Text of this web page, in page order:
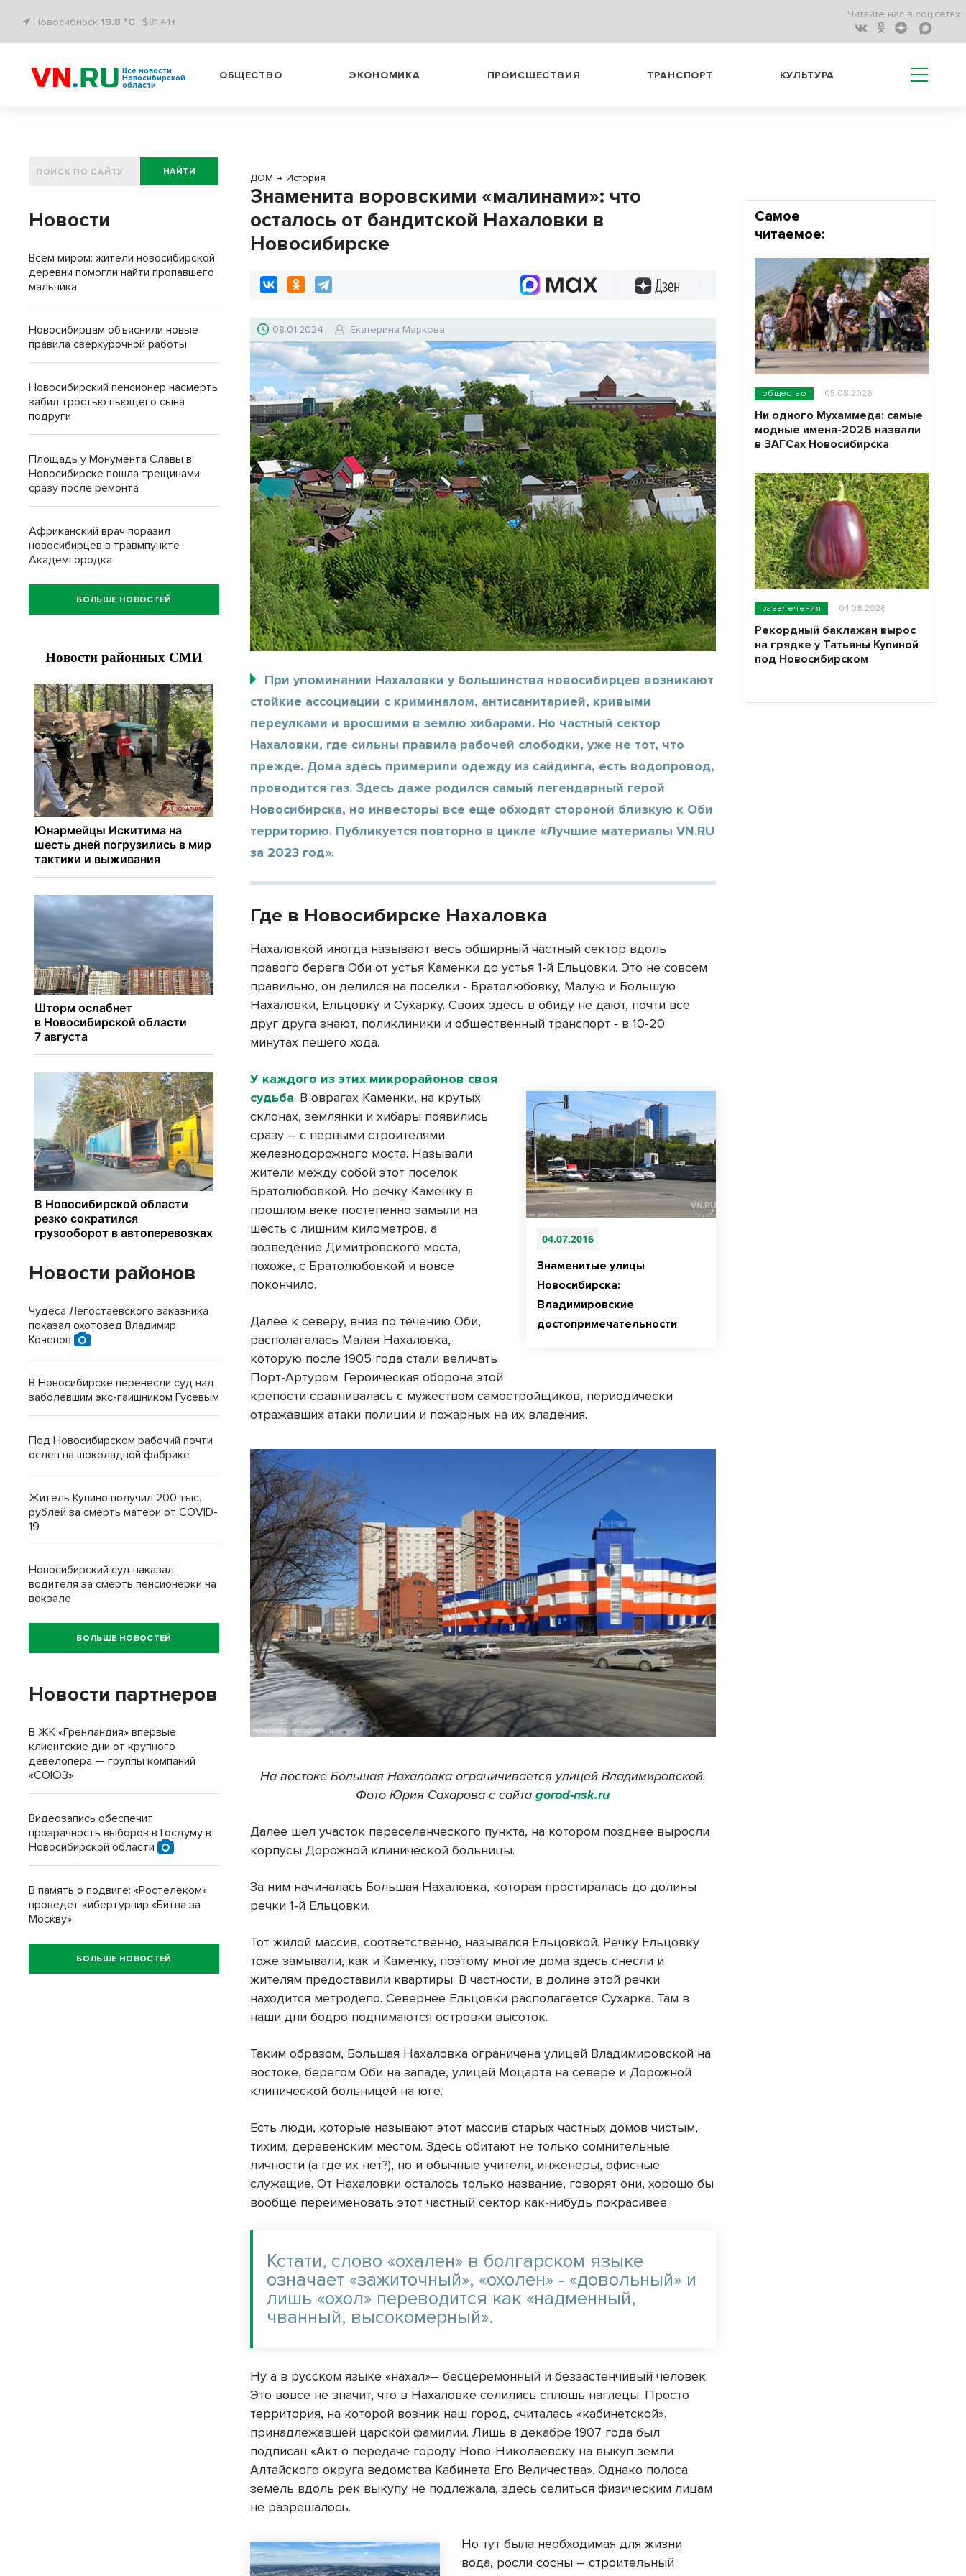
Новосибирск 19.8 °C $81.41↑
Читайте нас в соц.сетях:
Все новости
Новосибирской
области
ОБЩЕСТВО ЭКОНОМИКА ПРОИСШЕСТВИЯ ТРАНСПОРТ КУЛЬТУРА
ДОМ → История
Знаменита воровскими «малинами»: что
осталось от бандитской Нахаловки в
Новосибирске
08.01.2024 Екатерина Маркова
При упоминании Нахаловки у большинства новосибирцев возникают
стойкие ассоциации с криминалом, антисанитарией, кривыми
переулками и вросшими в землю хибарами. Но частный сектор
Нахаловки, где сильны правила рабочей слободки, уже не тот, что
прежде. Дома здесь примерили одежду из сайдинга, есть водопровод,
проводится газ. Здесь даже родился самый легендарный герой
Новосибирска, но инвесторы все еще обходят стороной близкую к Оби
территорию. Публикуется повторно в цикле «Лучшие материалы VN.RU
за 2023 год».
Где в Новосибирске Нахаловка
Нахаловкой иногда называют весь обширный частный сектор вдоль
правого берега Оби от устья Каменки до устья 1-й Ельцовки. Это не совсем
правильно, он делился на поселки - Братолюбовку, Малую и Большую
Нахаловки, Ельцовку и Сухарку. Своих здесь в обиду не дают, почти все
друг друга знают, поликлиники и общественный транспорт - в 10-20
минутах пешего хода.
04.07.2016
Знаменитые улицы
Новосибирска:
Владимировские
достопримечательности
У каждого из этих микрорайонов своя
судьба. В оврагах Каменки, на крутых
склонах, землянки и хибары появились
сразу – с первыми строителями
железнодорожного моста. Называли
жители между собой этот поселок
Братолюбовкой. Но речку Каменку в
прошлом веке постепенно замыли на
шесть с лишним километров, а
возведение Димитровского моста,
похоже, с Братолюбовкой и вовсе
покончило.
Далее к северу, вниз по течению Оби,
располагалась Малая Нахаловка,
которую после 1905 года стали величать
Порт-Артуром. Героическая оборона этой
крепости сравнивалась с мужеством самостройщиков, периодически
отражавших атаки полиции и пожарных на их владения.
На востоке Большая Нахаловка ограничивается улицей Владимировской.
Фото Юрия Сахарова с сайтаgorod-nsk.ru
Далее шел участок переселенческого пункта, на котором позднее выросли
корпусы Дорожной клинической больницы.
За ним начиналась Большая Нахаловка, которая простиралась до долины
речки 1-й Ельцовки.
Тот жилой массив, соответственно, назывался Ельцовкой. Речку Ельцовку
тоже замывали, как и Каменку, поэтому многие дома здесь снесли и
жителям предоставили квартиры. В частности, в долине этой речки
находится метродепо. Севернее Ельцовки располагается Сухарка. Там в
наши дни бодро поднимаются островки высоток.
Таким образом, Большая Нахаловка ограничена улицей Владимировской на
востоке, берегом Оби на западе, улицей Моцарта на севере и Дорожной
клинической больницей на юге.
Есть люди, которые называют этот массив старых частных домов чистым,
тихим, деревенским местом. Здесь обитают не только сомнительные
личности (а где их нет?), но и обычные учителя, инженеры, офисные
служащие. От Нахаловки осталось только название, говорят они, хорошо бы
вообще переименовать этот частный сектор как-нибудь покрасивее.
Кстати, слово «охален» в болгарском языке
означает «зажиточный», «охолен» - «довольный» и
лишь «охол» переводится как «надменный,
чванный, высокомерный».
Ну а в русском языке «нахал»– бесцеремонный и беззастенчивый человек.
Это вовсе не значит, что в Нахаловке селились сплошь наглецы. Просто
территория, на которой возник наш город, считалась «кабинетской»,
принадлежавшей царской фамилии. Лишь в декабре 1907 года был
подписан «Акт о передаче городу Ново-Николаевску на выкуп земли
Алтайского округа ведомства Кабинета Его Величества». Однако полоса
земель вдоль рек выкупу не подлежала, здесь селиться физическим лицам
не разрешалось.
Но тут была необходимая для жизни
вода, росли сосны – строительный
НАЙТИ
Новости
Всем миром: жители новосибирской
деревни помогли найти пропавшего
мальчика
Новосибирцам объяснили новые
правила сверхурочной работы
Новосибирский пенсионер насмерть
забил тростью пьющего сына
подруги
Площадь у Монумента Славы в
Новосибирске пошла трещинами
сразу после ремонта
Африканский врач поразил
новосибирцев в травмпункте
Академгородка
БОЛЬШЕ НОВОСТЕЙ
Новости районов
Чудеса Легостаевского заказника
показал охотовед Владимир
Коченов
В Новосибирске перенесли суд над
заболевшим экс-гаишником Гусевым
Под Новосибирском рабочий почти
ослеп на шоколадной фабрике
Житель Купино получил 200 тыс.
рублей за смерть матери от COVID-
19
Новосибирский суд наказал
водителя за смерть пенсионерки на
вокзале
БОЛЬШЕ НОВОСТЕЙ
Новости партнеров
В ЖК «Гренландия» впервые
клиентские дни от крупного
девелопера — группы компаний
«СОЮЗ»
Видеозапись обеспечит
прозрачность выборов в Госдуму в
Новосибирской области
В память о подвиге: «Ростелеком»
проведет кибертурнир «Битва за
Москву»
БОЛЬШЕ НОВОСТЕЙ
Самое
читаемое:
общество 05.08.2026
Ни одного Мухаммеда: самые
модные имена-2026 назвали
в ЗАГСах Новосибирска
развлечения 04.08.2026
Рекордный баклажан вырос
на грядке у Татьяны Купиной
под Новосибирском